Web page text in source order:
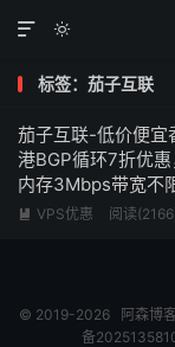


标签：茄子互联
茄子互联-低价便宜
港BGP循环7折优
内存3Mbps带宽不
单测评
 VPS优惠 阅读
© 2019-2026 阿森博客
备